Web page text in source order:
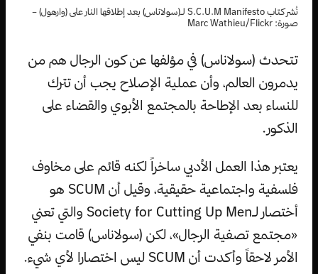
نُشر كتاب S.C.U.M Manifesto لـ(سولاناس) بعد إطلاقها النار على (وارهول) –
صورة: Marc Wathieu/Flickr
تتحدث (سولاناس) في مؤلفها عن كون الرجال هم من
يدمرون العالم، وأن عملية الإصلاح يجب أن تترك
للنساء بعد الإطاحة بالمجتمع الأبوي والقضاء على
الذكور.
يعتبر هذا العمل الأدبي ساخراً لكنه قائم على مخاوف
فلسفية واجتماعية حقيقية، وقيل أن SCUM هو
أختصار لـSociety for Cutting Up Men والتي تعني
«مجتمع تصفية الرجال»، لكن (سولاناس) قامت بنفي
الأمر لاحقاً وأكدت أن SCUM ليس اختصارا لأي شيء.